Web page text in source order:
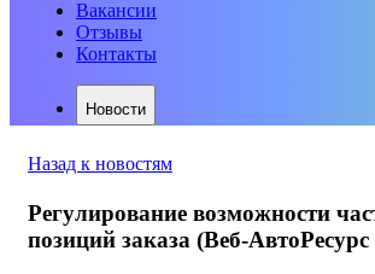
Вакансии
Отзывы
Контакты
Новости
Назад к новостям
Регулирование возможности
позиций заказа (Веб-АвтоРесурс